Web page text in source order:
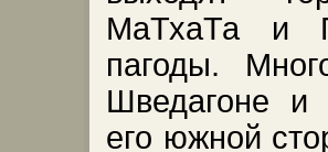
МаТхаТа и
пагоды.
Шведагоне и
его южной